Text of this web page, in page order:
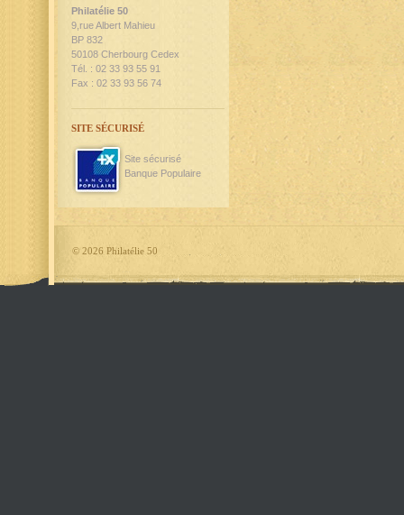
Philatélie 50
9,rue Albert Mahieu
BP 832
50108 Cherbourg Cedex
Tél. : 02 33 93 55 91
Fax : 02 33 93 56 74
SITE SÉCURISÉ
Site sécurisé
Banque Populaire
© 2026 Philatélie 50